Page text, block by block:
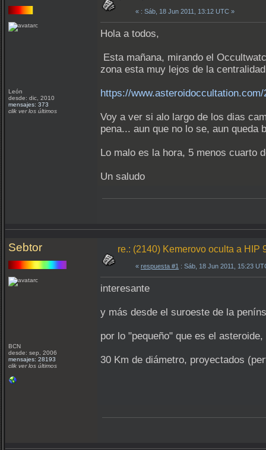
León
desde: dic, 2010
mensajes: 373
clik ver los últimos
« : Sáb, 18 Jun 2011, 13:12 UTC »
Hola a todos,
Esta mañana, mirando el
zona esta muy lejos de la
https://
Voy a ver si alo largo de los dias
pena... aun que no lo se, aun queda
Lo malo es la hora, 5 menos cuarto
Un saludo
Sebtor
BCN
desde: sep, 2006
mensajes: 28193
clik ver los últimos
re.: (2140) Kemerovo oculta a HIP
« respuesta #1 : Sáb, 18 Jun 2011, 15:23
interesante
y más desde el suroeste de la
por lo "pequeño" que es el
30 Km de diámetro, proyectados